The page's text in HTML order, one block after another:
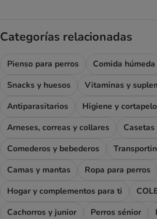
Categorías relacionadas
Pienso para perros Comida húmeda
Snacks y huesos
Antiparasitarios
Higiene y
Arneses, correas y collares
Comederos y bebederos
Camas y mantas
Ropa para perros
Hogar y complementos para ti
Cachorros y junior
Perros sénior